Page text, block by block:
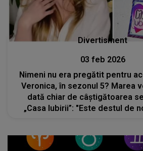
Divertisment
03 feb 2026
Nimeni nu era pregătit pentru
Veronica, în sezonul 5? Marea
dată chiar de câștigătoarea
„Casa Iubirii”: "Este destul de